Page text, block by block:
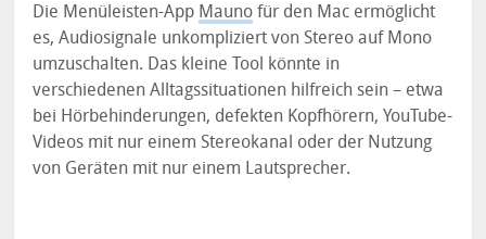
Die Menüleisten-App Mauno für den Mac ermöglicht
es, Audiosignale unkompliziert von Stereo auf Mono
umzuschalten. Das kleine Tool könnte in
verschiedenen Alltagssituationen hilfreich sein – etwa
bei Hörbehinderungen, defekten Kopfhörern, YouTube-
Videos mit nur einem Stereokanal oder der Nutzung
von Geräten mit nur einem Lautsprecher.